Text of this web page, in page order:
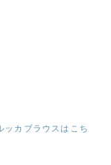
ッカブラウスはこち